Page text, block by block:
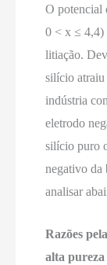
O potencial
0 < x ≤ 4,4)
litiação.
silício atraiu
indústria
eletrodo
silício puro
negativo da
analisar
Razões
alta pureza